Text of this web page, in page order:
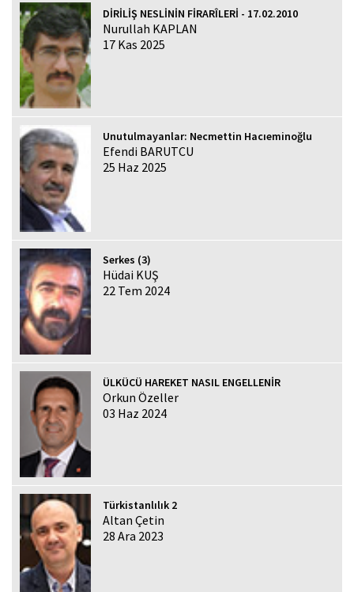
DİRİLİŞ NESLİNİN FİRARÎLERİ - 17.02.2010
Nurullah KAPLAN
17 Kas 2025
Unutulmayanlar: Necmettin Hacıeminoğlu
Efendi BARUTCU
25 Haz 2025
Serkes (3)
Hüdai KUŞ
22 Tem 2024
ÜLKÜCÜ HAREKET NASIL ENGELLENİR
Orkun Özeller
03 Haz 2024
Türkistanlılık 2
Altan Çetin
28 Ara 2023